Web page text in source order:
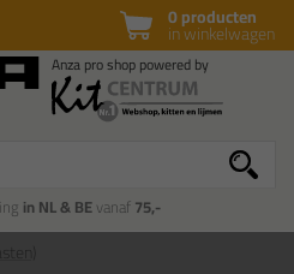
0 producten
in winkelwagen
in NL & BEvanaf75,-